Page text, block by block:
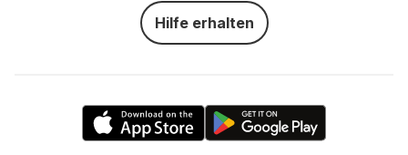
Hilfe erhalten